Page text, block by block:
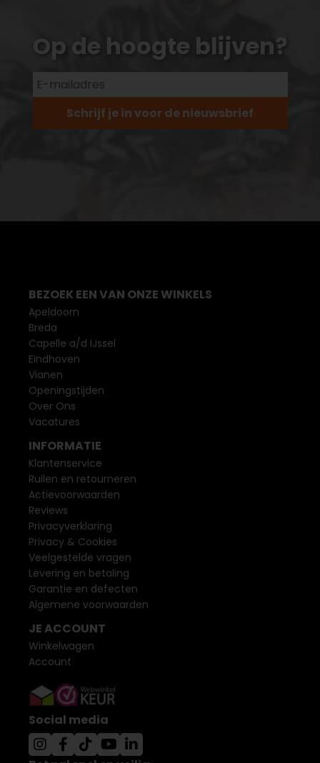
Op de hoogte blijven?
Schrijf je in voor de nieuwsbrief
BEZOEK EEN VAN ONZE WINKELS
Apeldoorn
Breda
Capelle a/d IJssel
Eindhoven
Vianen
Openingstijden
Over Ons
Vacatures
INFORMATIE
Klantenservice
Ruilen en retourneren
Actievoorwaarden
Reviews
Privacyverklaring
Privacy & Cookies
Veelgestelde vragen
Levering en betaling
Garantie en defecten
Algemene voorwaarden
JE ACCOUNT
Winkelwagen
Account
Social media